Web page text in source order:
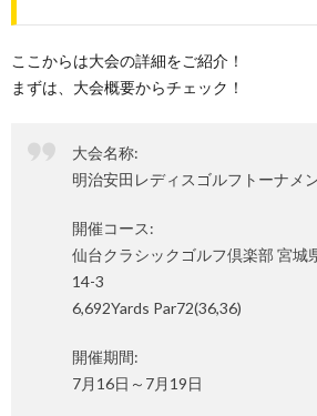
ここからは大会の詳細をご紹介！
まずは、大会概要からチェック！
大会名称:
明治安田レディスゴルフトーナメ
開催コース:
仙台クラシックゴルフ倶楽部 宮城
14-3
6,692Yards Par72(36,36)
開催期間:
7月16日～7月19日